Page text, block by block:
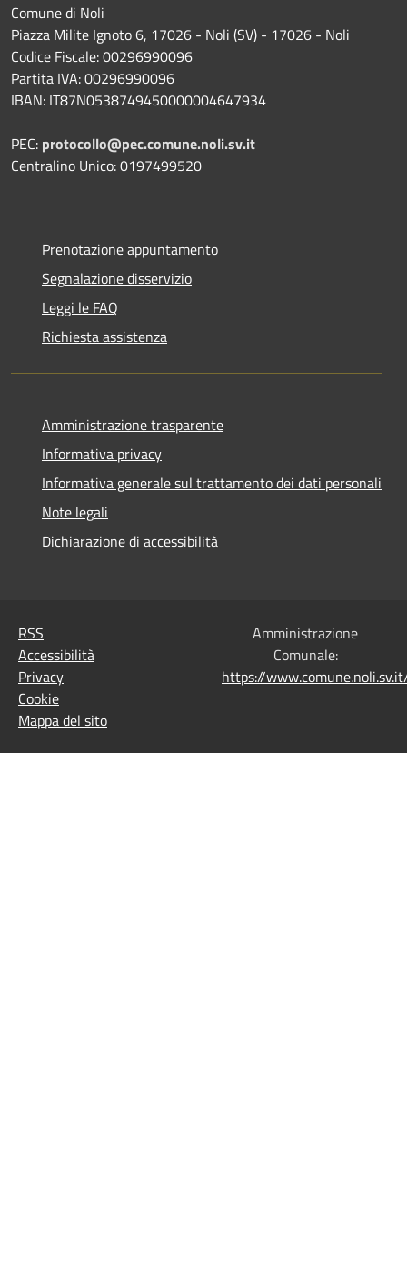
Comune di Noli
Piazza Milite Ignoto 6, 17026 - Noli (SV) - 17026 - Noli
Codice Fiscale: 00296990096
Partita IVA: 00296990096
IBAN: IT87N0538749450000004647934
PEC: protocollo@pec.comune.noli.sv.it
Centralino Unico: 0197499520
Prenotazione appuntamento
Segnalazione disservizio
Leggi le FAQ
Richiesta assistenza
Amministrazione trasparente
Informativa privacy
Informativa generale sul trattamento dei dati personali
Note legali
Dichiarazione di accessibilità
RSS
Accessibilità
Privacy
Cookie
Mappa del sito
Amministrazione
Comunale:
https://